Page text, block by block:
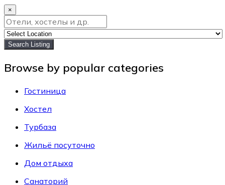
×
Search Listing
Browse by popular categories
Гостиница
Хостел
Турбаза
Жильё посуточно
Дом отдыха
Санаторий